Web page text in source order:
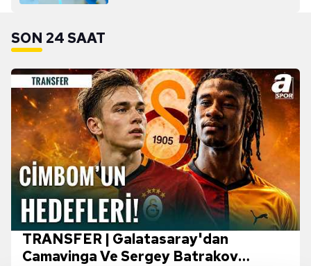
SON 24 SAAT
TRANSFER | Galatasaray'dan
Camavinga Ve Sergey Batrakov